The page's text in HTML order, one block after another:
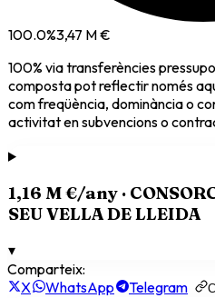
100.0%3,47 M €
100% viatransferències
composta pot reflectir només
com freqüència, dominància o
activitat en subvencions o
1,16 M €/any ·
SEU VELLA DE LLEIDA
▾
Comparteix:
X
WhatsApp Telegram